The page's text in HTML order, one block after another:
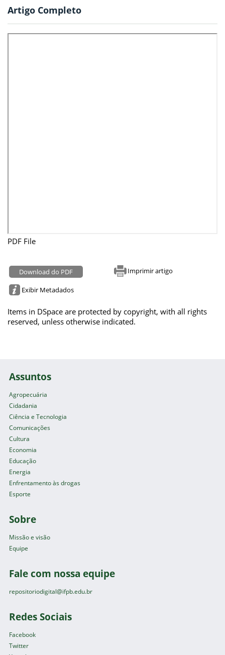
Artigo Completo
PDF File
Download do PDF Imprimir artigo
Exibir Metadados
Items in DSpace are protected by copyright, with all rights
reserved, unless otherwise indicated.
Assuntos
Agropecuária
Cidadania
Ciência e Tecnologia
Comunicações
Cultura
Economia
Educação
Energia
Enfrentamento às drogas
Esporte
Sobre
Missão e visão
Equipe
Fale com nossa equipe
repositoriodigital@ifpb.edu.br
Redes Sociais
Facebook
Twitter